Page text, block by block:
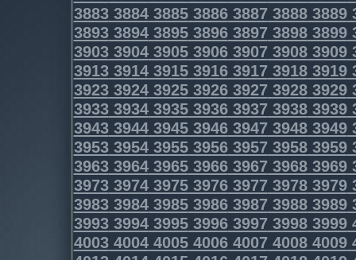
3883388438853886388738883889
3893389438953896389738983899
3903390439053906390739083909
3913391439153916391739183919
3923392439253926392739283929
3933393439353936393739383939
3943394439453946394739483949
3953395439553956395739583959
3963396439653966396739683969
3973397439753976397739783979
3983398439853986398739883989
3993399439953996399739983999
4003400440054006400740084009